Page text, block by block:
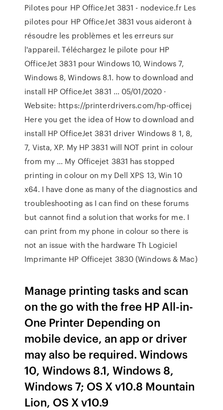
Pilotes pour HP OfficeJet 3831 - nodevice.fr Les
pilotes pour HP OfficeJet 3831 vous aideront à
résoudre les problèmes et les erreurs sur
l'appareil. Téléchargez le pilote pour HP
OfficeJet 3831 pour Windows 10, Windows 7,
Windows 8, Windows 8.1. how to download and
install HP OfficeJet 3831 … 05/01/2020 ·
Website: https://printerdrivers.com/hp-officej
Here you get the idea of How to download and
install HP OfficeJet 3831 driver Windows 8 1, 8,
7, Vista, XP. My HP 3831 will NOT print in colour
from my … My Officejet 3831 has stopped
printing in colour on my Dell XPS 13, Win 10
x64. I have done as many of the diagnostics and
troubleshooting as I can find on these forums
but cannot find a solution that works for me. I
can print from my phone in colour so there is
not an issue with the hardware Th Logiciel
Imprimante HP Officejet 3830 (Windows & Mac)
Manage printing tasks and scan
on the go with the free HP All-in-
One Printer Depending on
mobile device, an app or driver
may also be required. Windows
10, Windows 8.1, Windows 8,
Windows 7; OS X v10.8 Mountain
Lion, OS X v10.9